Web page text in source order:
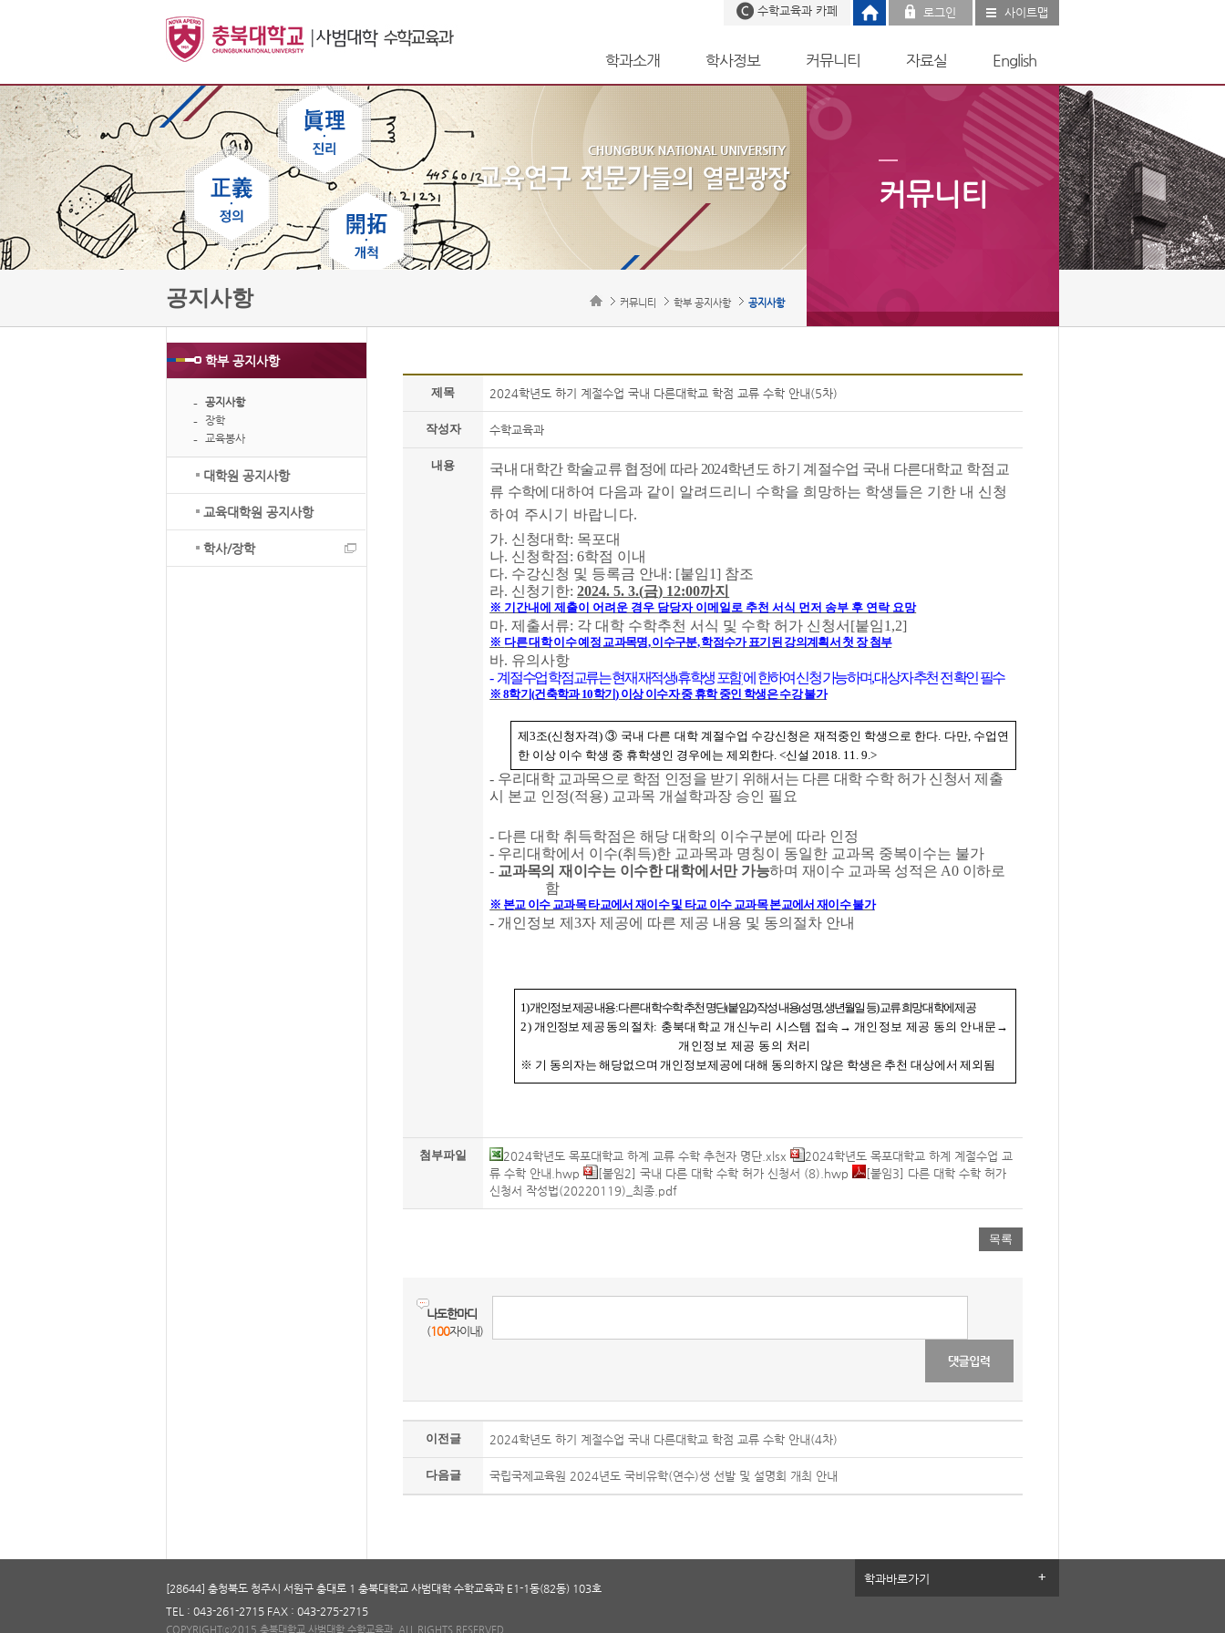
수학교육과 카페 로그인 사이트맵
학과소개 학사정보 커뮤니티 자료실 English
커뮤니티
학부 공지사항
공지사항
장학
교육봉사
대학원 공지사항
교육대학원 공지사항
학사/장학
공지사항 커뮤니티 학부 공지사항 공지사항
제목 2024학년도 하기 계절수업 국내 다른대학교 학점 교류 수학 안내(5차)
작성자 수학교육과
내용 국내 대학간 학술교류 협정에 따라 2024학년도 하기 계절수업 국내 다른대학교 학점교
류 수학에 대하여 다음과 같이 알려드리니 수학을 희망하는 학생들은 기한 내 신청
하여 주시기 바랍니다.
가. 신청대학: 목포대
나. 신청학점: 6학점 이내
다. 수강신청 및 등록금 안내 : [붙임1] 참조
라. 신청기한:2024. 5. 3.(금) 12:00까지
※ 기간내에 제출이 어려운 경우 담당자 이메일로 추천 서식 먼저 송부 후 연락 요망
마.제출서류: 각 대학 수학추천 서식 및 수학 허가 신청서 [붙임1,2]
※ 다른 대학 이수 예정 교과목명,이수구분,학점수가 표기된 강의계획서 첫 장 첨부
바. 유의사항
-계절수업 학점교류는 현재 재적생(휴학생 포함)에 한하여 신청 가능하며,대상자 추천 전 확인 필수
※ 8학기 (건축학과10학기) 이상 이수자 중 휴학 중인 학생은 수강 불가
제3조(신청자격)③ 국내 다른 대학 계절수업 수강신청은 재적중인 학생으로 한다. 다만, 수업연
한 이상 이수 학생 중 휴학생인 경우에는 제외한다. <신설 2018. 11. 9.>
- 우리대학 교과목으로 학점 인정을 받기 위해서는 다른 대학 수학 허가 신청서 제출
시 본교 인정(적용) 교과목 개설학과장 승인 필요
- 다른 대학 취득학점은 해당 대학의 이수구분에 따라 인정
- 우리대학에서 이수(취득)한 교과목과 명칭이 동일한 교과목 중복이수는 불가
- 교과목의 재이수는 이수한 대학에서만 가능하며 재이수 교과목 성적은 A0 이하로
함
※ 본교 이수 교과목 타교에서 재이수 및 타교 이수 교과목 본교에서 재이수 불가
- 개인정보 제3자 제공에 따른 제공 내용 및 동의절차 안내
1)개인정보 제공 내용:다른 대학 수학 추천 명단(붙임2)작성 내용(성명,생년월일 등)교류 희망 대학에 제공
2) 개인정보 제공 동의 절차: 충북대학교 개신누리 시스템 접속 →개인정보 제공 동의 안내문 →
개인정보 제공 동의 처리
※ 기 동의자는 해당없으며 개인정보제공에 대해 동의하지 않은 학생은 추천 대상에서 제외됨
첨부파일 2024학년도 목포대학교 하계 교류 수학 추천자 명단.xlsx
2024학년도 목포대학교 하계 계절수업 교
류 수학 안내.hwp
[붙임2] 국내 다른 대학 수학 허가 신청서 (8).hwp
[붙임3] 다른 대학 수학 허가
신청서 작성법(20220119)_최종.pdf
목록
나도한마디
(100자이내)
이전글 2024학년도 하기 계절수업 국내 다른대학교 학점 교류 수학 안내(4차)
다음글 국립국제교육원 2024년도 국비유학(연수)생 선발 및 설명회 개최 안내
학과바로가기
[28644] 충청북도 청주시 서원구 충대로 1 충북대학교 사범대학 수학교육과 E1-1동(82동) 103호
TEL : 043-261-2715 FAX : 043-275-2715
COPYRIGHTⓒ2015 충북대학교 사범대학 수학교육과. ALL RIGHTS RESERVED.